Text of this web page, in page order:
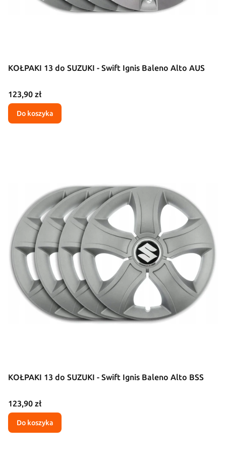
KOŁPAKI 13 do SUZUKI - Swift Ignis Baleno Alto AUS
Cena
123,90 zł
Do koszyka
KOŁPAKI 13 do SUZUKI - Swift Ignis Baleno Alto BSS
Cena
123,90 zł
Do koszyka